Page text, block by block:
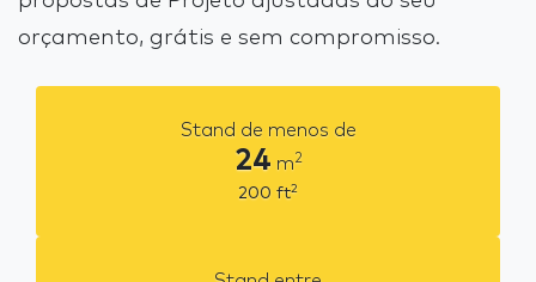
orçamento, grátis e sem compromisso.
Stand de menos de
24 m2
200 ft2